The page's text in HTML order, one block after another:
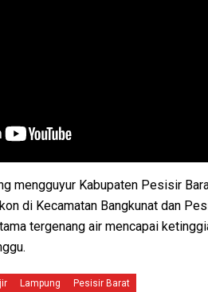
mengguyur Kabupaten Pesisir
di Kecamatan Bangkunat dan
tergenang air mencapai
Lampung Pesisir Barat